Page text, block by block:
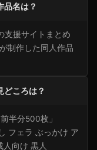
名は？
支援サイトまとめ
制作した同人作品
ころは？
半分500枚」
フェラ ぶっかけ ア
向け 黒人